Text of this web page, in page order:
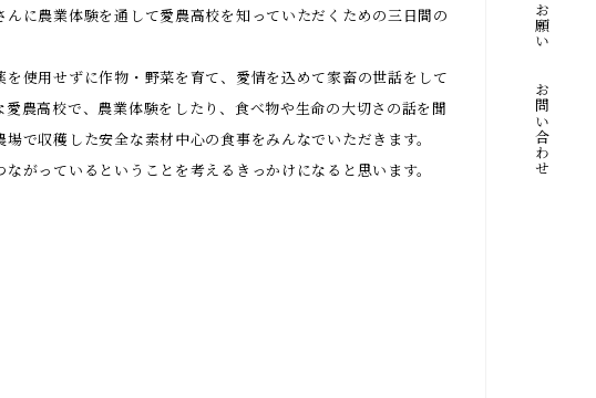
お問い合わせ
んに農業体験を通して愛農⾼校を知っていただくための三⽇間の
を使⽤せずに作物・野菜を育て、愛情を込めて家畜の世話をして
愛農⾼校で、農業体験をしたり、⾷べ物や⽣命の⼤切さの話を聞
場で収穫した安全な素材中⼼の⾷事をみんなでいただきます。
ながっているということを考えるきっかけになると思います。